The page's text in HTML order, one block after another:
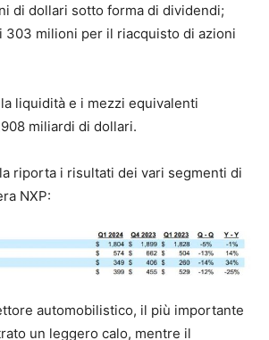
di dollari sotto forma di dividendi;
303 milioni per il riacquisto di azioni
liquidità e i mezzi equivalenti
miliardi di dollari.
riporta i risultati dei vari segmenti di
NXP:
automobilistico, il più importante
un leggero calo, mentre il